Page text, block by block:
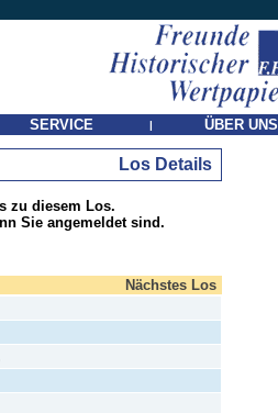
SERVICE | ÜBER UNS
Los Details
zu diesem Los.
Sie angemeldet sind.
Nächstes Los